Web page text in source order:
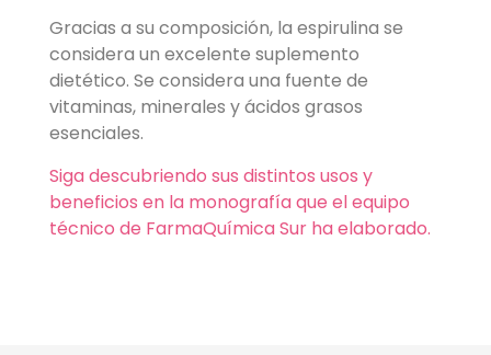
Gracias a su composición, la espirulina se
considera un excelente suplemento
dietético. Se considera una fuente de
vitaminas, minerales y ácidos grasos
esenciales.
Siga descubriendo sus distintos usos y
beneficios en la monografía que el equipo
técnico de FarmaQuímica Sur ha elaborado.